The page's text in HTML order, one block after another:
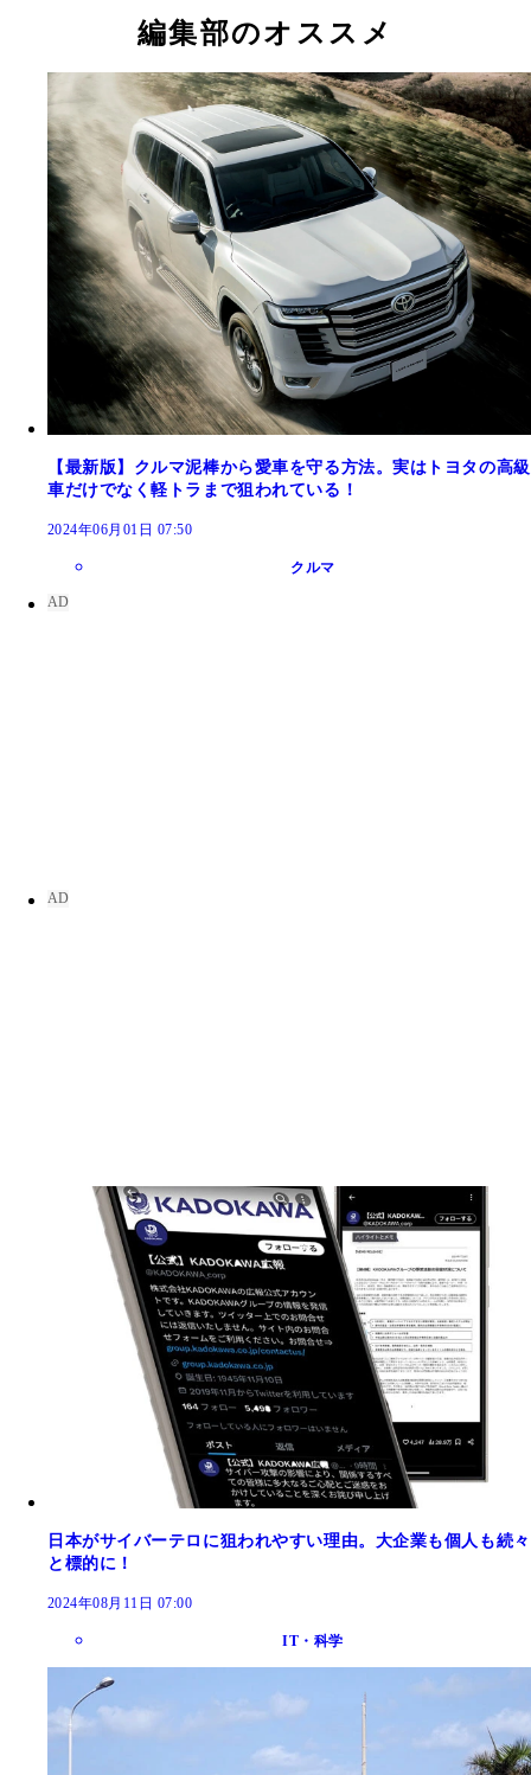
編集部のオススメ
【最新版】クルマ泥棒から愛車を守る方法。実はトヨタの高級
車だけでなく軽トラまで狙われている！
2024年06月01日 07:50
クルマ
日本がサイバーテロに狙われやすい理由。大企業も個人も続々
と標的に！
2024年08月11日 07:00
IT・科学